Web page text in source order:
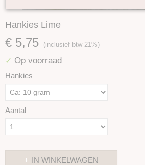
Hankies Lime
€ 5,75 (inclusief btw 21%)
✓ Op voorraad
Hankies
Aantal
IN WINKELWAGEN